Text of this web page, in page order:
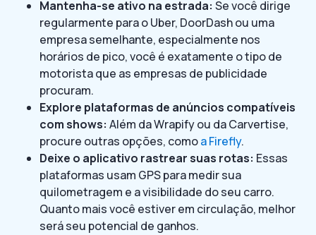
Mantenha-se ativo na estrada: Se você dirige
regularmente para o Uber, DoorDash ou uma
empresa semelhante, especialmente nos
horários de pico, você é exatamente o tipo de
motorista que as empresas de publicidade
procuram.
Explore plataformas de anúncios compatíveis
com shows: Além da Wrapify ou da Carvertise,
procure outras opções, comoa Firefly.
Deixe o aplicativo rastrear suas rotas: Essas
plataformas usam GPS para medir sua
quilometragem e a visibilidade do seu carro.
Quanto mais você estiver em circulação, melhor
será seu potencial de ganhos.